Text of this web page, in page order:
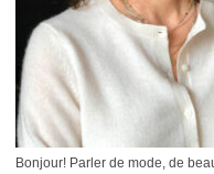
Bonjour! Parler de mode, de